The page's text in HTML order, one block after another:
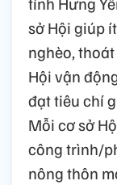
sở Hội giúp
nghèo,
Hội vận
đạt tiêu chí
Mỗi cơ sở
công trình/
nông thôn